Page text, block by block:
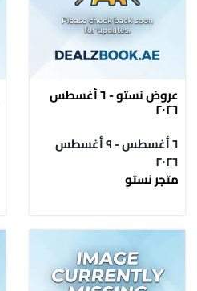
عروض نستو - ٦ أغسطس
٢٠٢٦
٦ أغسطس - ٩ أغسطس
٢٠٢٦
متجر نستو